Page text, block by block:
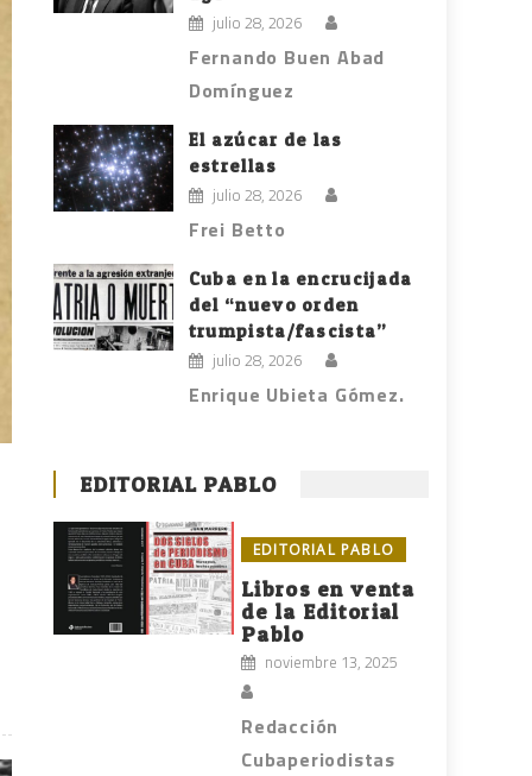
julio 28, 2026
Fernando Buen Abad
Domínguez
El azúcar de las
estrellas
julio 28, 2026
Frei Betto
Cuba en la encrucijada
del “nuevo orden
trumpista/fascista”
julio 28, 2026
Enrique Ubieta Gómez.
EDITORIAL PABLO
EDITORIAL PABLO
Libros en venta
de la Editorial
Pablo
noviembre 13, 2025
Redacción
Cubaperiodistas